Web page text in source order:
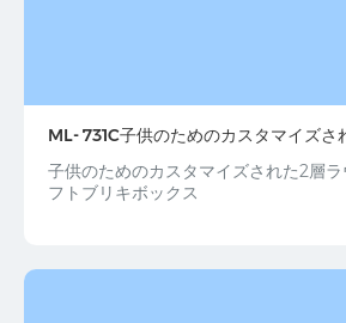
ML- 731C子供のためのカスタマイズさ
もちゃギフトブリキボックス
子供のためのカスタマイズされた2層
フトブリキボックス